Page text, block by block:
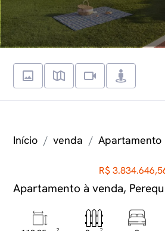
Início venda Apartamento
R$
Apartamento à venda,